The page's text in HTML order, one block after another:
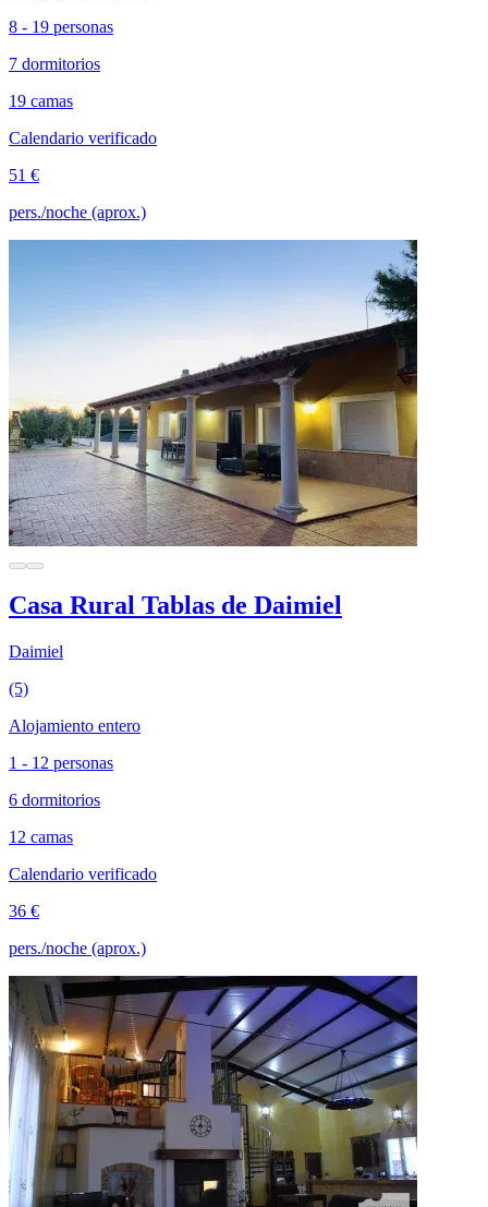
8 - 19 personas
7 dormitorios
19 camas
Calendario verificado
51 €
pers./noche (aprox.)
Casa Rural Tablas de Daimiel
Daimiel
(5)
Alojamiento entero
1 - 12 personas
6 dormitorios
12 camas
Calendario verificado
36 €
pers./noche (aprox.)